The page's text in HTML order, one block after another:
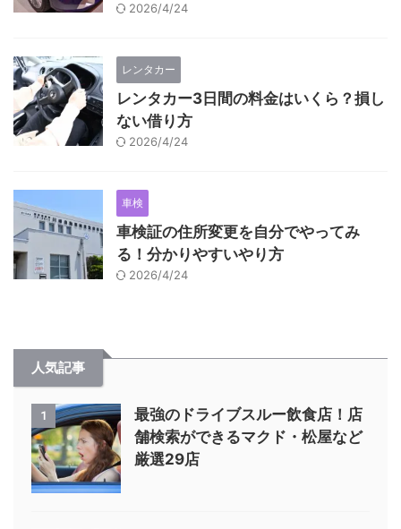
2026/4/24
レンタカー
レンタカー3日間の料金はいくら？損し
ない借り方
2026/4/24
車検
車検証の住所変更を自分でやってみ
る！分かりやすいやり方
2026/4/24
人気記事
1
最強のドライブスルー飲食店！店
舗検索ができるマクド・松屋など
厳選29店